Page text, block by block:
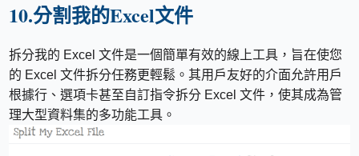
10.分割我的Excel文件
拆分我的 Excel 文件是一個簡單有效的線上工具，旨在使您
的 Excel 文件拆分任務更輕鬆。其用戶友好的介面允許用戶
根據行、選項卡甚至自訂指令拆分 Excel 文件，使其成為管
理大型資料集的多功能工具。